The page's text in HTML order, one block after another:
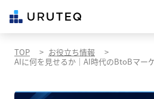
TOP
お役立ち情報
AIに何を見せるか｜AI時代のBtoBマー